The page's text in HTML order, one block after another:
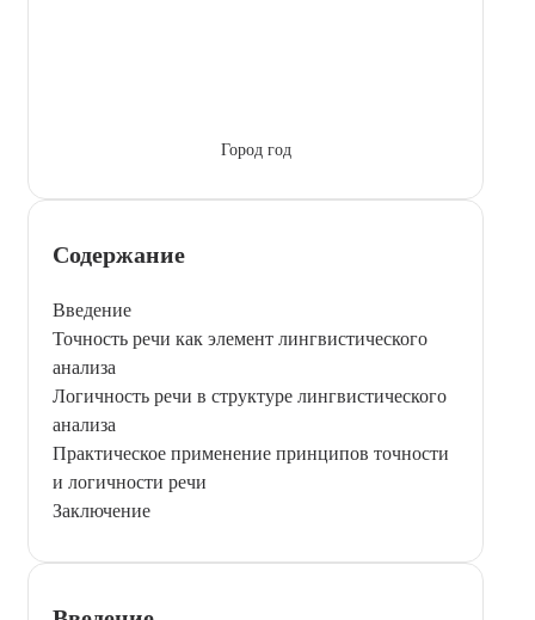
Город год
Содержание
Введение
Точность речи как элемент лингвистического
анализа
Логичность речи в структуре лингвистического
анализа
Практическое применение принципов точности
и логичности речи
Заключение